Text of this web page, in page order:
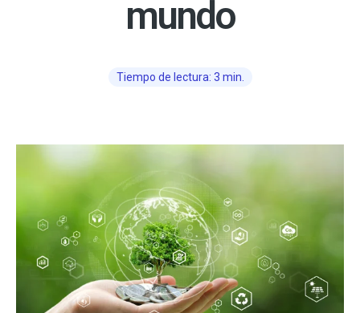
mundo
Tiempo de lectura: 3 min.